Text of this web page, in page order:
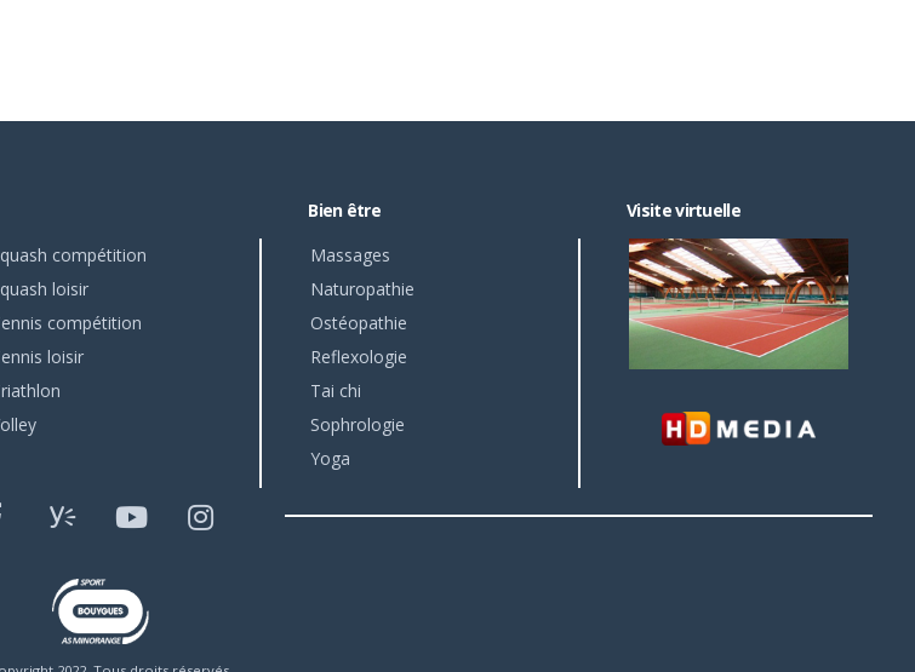
Bien être
Visite virtuelle
compétition
loisir
compétition
loisir
Massages
Naturopathie
Ostéopathie
Reflexologie
Tai chi
Sophrologie
Yoga